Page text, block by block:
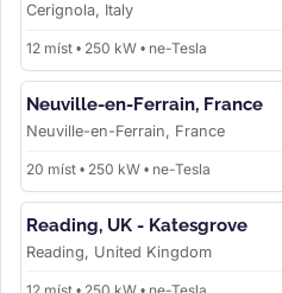
Cerignola, Italy
12 míst • 250 kW • ne-Tesla
Neuville-en-Ferrain, France
Neuville-en-Ferrain, France
20 míst • 250 kW • ne-Tesla
Reading, UK - Katesgrove
Reading, United Kingdom